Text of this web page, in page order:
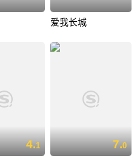
爱我长城
4.1 7.0